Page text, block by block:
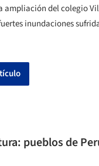
ampliación del colegio
inundaciones
pueblos de